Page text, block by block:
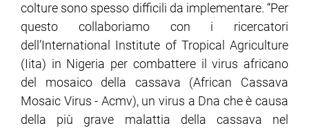
colture sono spesso difficili da implementare. “Per
questo collaboriamo con i ricercatori
dell’International Institute of Tropical Agriculture
(Iita) in Nigeria per combattere il virus africano
del mosaico della cassava (African Cassava
Mosaic Virus - Acmv), un virus a Dna che è causa
della più grave malattia della cassava nel